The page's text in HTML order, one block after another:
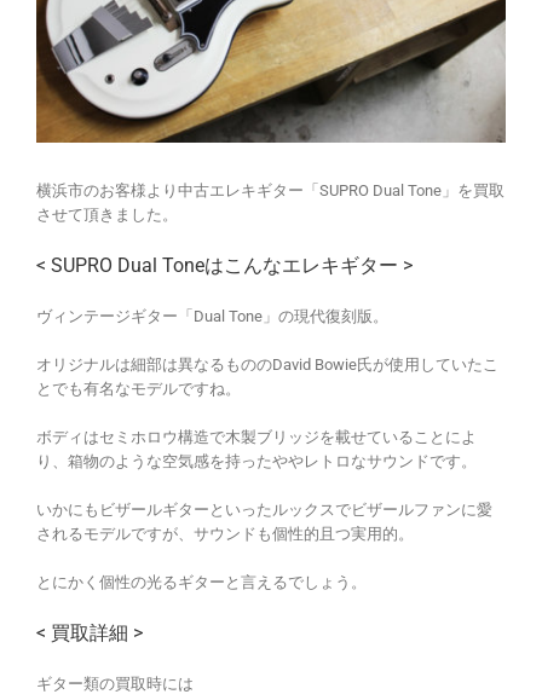
横浜市のお客様より中古エレキギター「SUPRO Dual Tone」を買取
させて頂きました。
< SUPRO Dual Toneはこんなエレキギター >
ヴィンテージギター「Dual Tone」の現代復刻版。
オリジナルは細部は異なるもののDavid Bowie氏が使用していたこ
とでも有名なモデルですね。
ボディはセミホロウ構造で木製ブリッジを載せていることによ
り、箱物のような空気感を持ったややレトロなサウンドです。
いかにもビザールギターといったルックスでビザールファンに愛
されるモデルですが、サウンドも個性的且つ実用的。
とにかく個性の光るギターと言えるでしょう。
< 買取詳細 >
ギター類の買取時には